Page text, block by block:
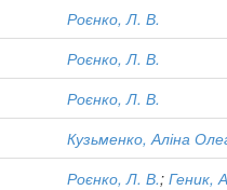
Роєнко, Л. В.
Роєнко, Л. В.
Роєнко, Л. В.
Кузьменко, Аліна
Роєнко, Л. В.; Геник,